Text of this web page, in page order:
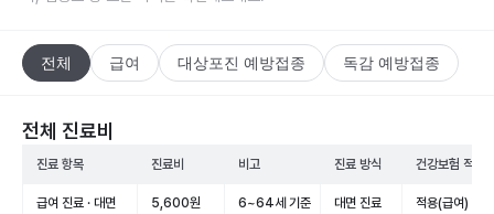
전체 급여 대상포진 예방접종 독감 예방접종
전체 진료비
진료 항목 진료비 비고 진료 방식 건강보험 적용
급여 진료 · 대면 5,600원 6~64세 기준 대면 진료 적용(급여)